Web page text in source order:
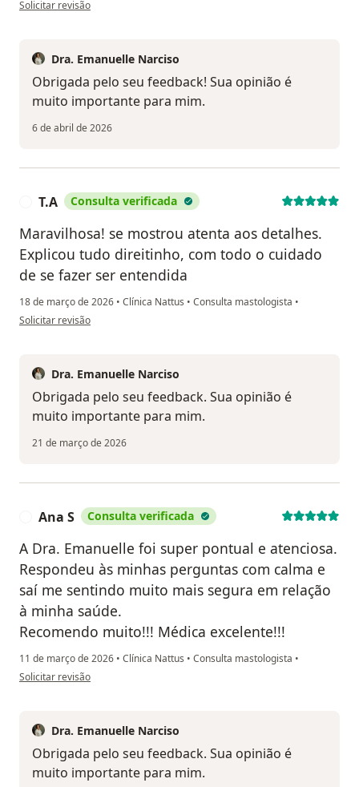
Solicitar revisão
Dra. Emanuelle Narciso
Obrigada pelo seu feedback! Sua opinião é
muito importante para mim.
6 de abril de 2026
T.A Consulta verificada
Maravilhosa! se mostrou atenta aos detalhes.
Explicou tudo direitinho, com todo o cuidado
de se fazer ser entendida
18 de março de 2026 • Clínica Nattus • Consulta mastologista •
na opinião do utilizador T.A
Solicitar revisão
Dra. Emanuelle Narciso
Obrigada pelo seu feedback. Sua opinião é
muito importante para mim.
21 de março de 2026
Ana S Consulta verificada
A Dra. Emanuelle foi super pontual e atenciosa.
Respondeu às minhas perguntas com calma e
saí me sentindo muito mais segura em relação
à minha saúde.
Recomendo muito!!! Médica excelente!!!
11 de março de 2026 • Clínica Nattus • Consulta mastologista •
na opinião do utilizador Ana S
Solicitar revisão
Dra. Emanuelle Narciso
Obrigada pelo seu feedback. Sua opinião é
muito importante para mim.